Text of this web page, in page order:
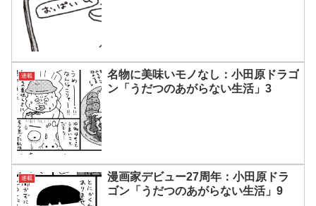
連載
名物に美味いモノなし：小田原ドラゴ
ン「うだつのあがらない生活」3
連載
漫画家デビュー27周年：小田原ドラ
ゴン「うだつのあがらない生活」9